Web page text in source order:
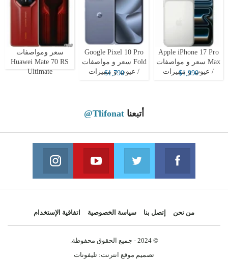
Apple iPhone 17 Pro
Max سعر و مواصفات
/ عيوب و مميزات
$1,990
Google Pixel 10 Pro
Fold سعر و مواصفات
/ عيوب و مميزات
$1,790
سعر ومواصفات
Huawei Mate 70 RS
Ultimate
أتبعنا @Tlifonat
Facebook
Join us on Facebook
Twitter
Join us on Twitter
Youtube
Join us on Youtube
من نحن إتصل بنا سياسة الخصوصية اتفاقية الإستخدام
© 2024 - جميع الحقوق محفوظة.
تصميم موقع انترنت: تليفونات